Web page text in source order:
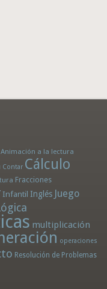
Animación a la lectura
Contar Cálculo
Fracciones
Infantil Inglés Juego
multiplicación
operaciones
Resolución de Problemas